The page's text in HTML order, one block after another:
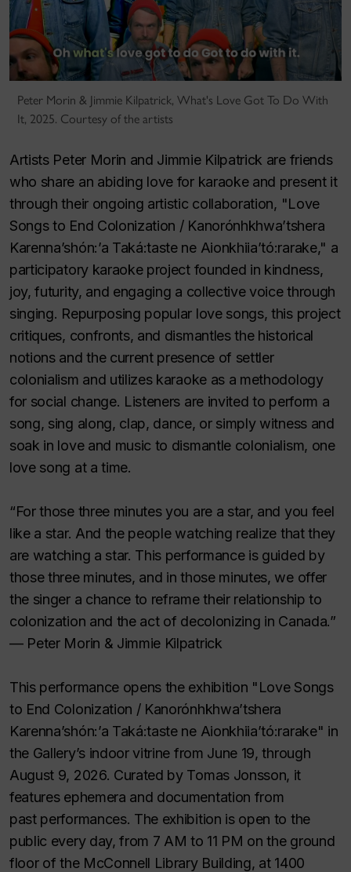
Peter Morin & Jimmie Kilpatrick, What's Love Got To Do With
It, 2025. Courtesy of the artists
Artists Peter Morin and Jimmie Kilpatrick are friends
who share an abiding love for karaoke and present it
through their ongoing artistic collaboration, "Love
Songs to End Colonization / Kanorónhkhwa’tshera
Karenna’shón:’a Taká:taste ne Aionkhiia’tó:rarake," a
participatory karaoke project founded in kindness,
joy, futurity, and engaging a collective voice through
singing. Repurposing popular love songs, this project
critiques, confronts, and dismantles the historical
notions and the current presence of settler
colonialism and utilizes karaoke as a methodology
for social change. Listeners are invited to perform a
song, sing along, clap, dance, or simply witness and
soak in love and music to dismantle colonialism, one
love song at a time.
“For those three minutes you are a star, and you feel
like a star. And the people watching realize that they
are watching a star. This performance is guided by
those three minutes, and in those minutes, we offer
the singer a chance to reframe their relationship to
colonization and the act of decolonizing in Canada.”
— Peter Morin & Jimmie Kilpatrick
This performance opens the exhibition "Love Songs
to End Colonization / Kanorónhkhwa’tshera
Karenna’shón:’a Taká:taste ne Aionkhiia’tó:rarake" in
the Gallery’s indoor vitrine from June 19, through
August 9, 2026. Curated by Tomas Jonsson, it
features ephemera and documentation from
past performances. The exhibition is open to the
public every day, from 7 AM to 11 PM on the ground
floor of the McConnell Library Building, at 1400